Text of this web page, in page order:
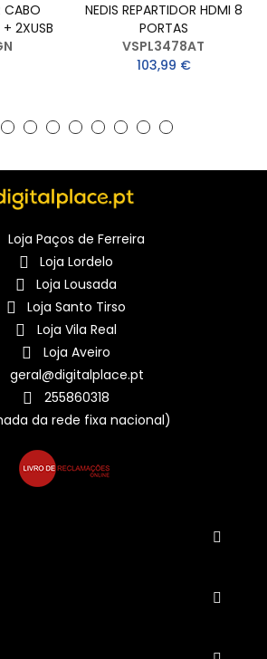
CABO
2XUSB
NEDIS REPARTIDOR HDMI 8
PORTAS
VSPL3478AT
103,99 €
Loja Paços de Ferreira
Loja Lordelo
Loja Lousada
Loja Santo Tirso
Loja Vila Real
Loja Aveiro
geral@digitalplace.pt
255860318
da rede fixa nacional)